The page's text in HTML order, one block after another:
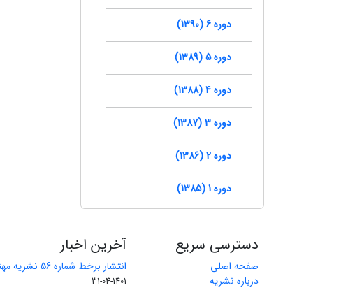
دوره 6 (1390)
دوره 5 (1389)
دوره 4 (1388)
دوره 3 (1387)
دوره 2 (1386)
دوره 1 (1385)
دسترسی سریع
صفحه اصلی
درباره نشریه
آخرین اخبار
انتشار برخط شماره 56 نشریه مهندسی معدن
1401-04-31